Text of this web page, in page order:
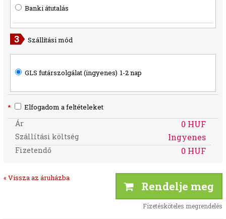
Banki átutalás
Szállítási mód
GLS futárszolgálat (ingyenes) 1-2 nap
* Elfogadom a feltételeket
Ár 0 HUF
Szállítási költség Ingyenes
Fizetendő 0 HUF
« Vissza az áruházba
Rendelje meg
Fizetésköteles megrendelés